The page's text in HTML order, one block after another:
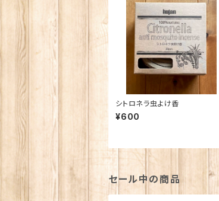
シトロネラ虫よけ香
¥600
セール中の商品